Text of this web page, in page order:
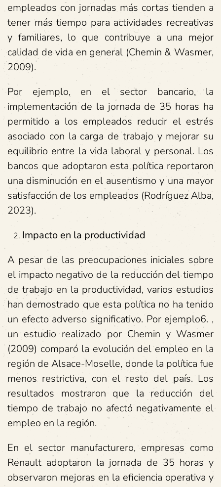
empleados con jornadas más cortas tienden a
tener más tiempo para actividades recreativas
y familiares, lo que contribuye a una mejor
calidad de vida en general (Chemin & Wasmer,
2009).
Por ejemplo, en el sector bancario, la
implementación de la jornada de 35 horas ha
permitido a los empleados reducir el estrés
asociado con la carga de trabajo y mejorar su
equilibrio entre la vida laboral y personal. Los
bancos que adoptaron esta política reportaron
una disminución en el ausentismo y una mayor
satisfacción de los empleados (Rodríguez Alba,
2023).
Impacto en la productividad
A pesar de las preocupaciones iniciales sobre
el impacto negativo de la reducción del tiempo
de trabajo en la productividad, varios estudios
han demostrado que esta política no ha tenido
un efecto adverso significativo. Por ejemplo6. ,
un estudio realizado por Chemin y Wasmer
(2009) comparó la evolución del empleo en la
región de Alsace-Moselle, donde la política fue
menos restrictiva, con el resto del país. Los
resultados mostraron que la reducción del
tiempo de trabajo no afectó negativamente el
empleo en la región.
En el sector manufacturero, empresas como
Renault adoptaron la jornada de 35 horas y
observaron mejoras en la eficiencia operativa y